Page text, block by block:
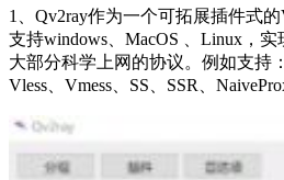
1、Qv2ray作为一个可拓展插件式
支持windows、MacOS 、Linux，
大部分科学上网的协议。例如支持：
Vless、Vmess、SS、SSR、